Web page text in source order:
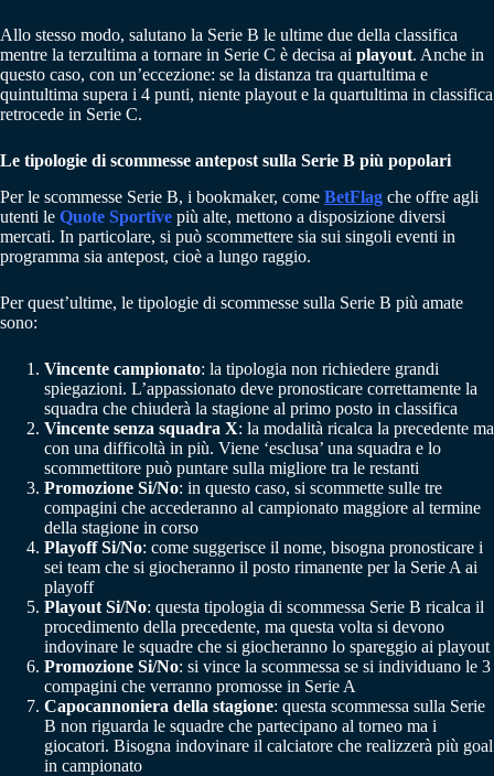
Allo stesso modo, salutano la Serie B le ultime due della classifica
mentre la terzultima a tornare in Serie C è decisa ai playout. Anche in
questo caso, con un’eccezione: se la distanza tra quartultima e
quintultima supera i 4 punti, niente playout e la quartultima in classifica
retrocede in Serie C.
Le tipologie di scommesse antepost sulla Serie B più popolari
Per le scommesse Serie B, i bookmaker, come BetFlag che offre agli
utenti le Quote Sportive più alte, mettono a disposizione diversi
mercati. In particolare, si può scommettere sia sui singoli eventi in
programma sia antepost, cioè a lungo raggio.
Per quest’ultime, le tipologie di scommesse sulla Serie B più amate
sono:
Vincente campionato: la tipologia non richiedere grandi
spiegazioni. L’appassionato deve pronosticare correttamente la
squadra che chiuderà la stagione al primo posto in classifica
Vincente senza squadra X: la modalità ricalca la precedente ma
con una difficoltà in più. Viene ‘esclusa’ una squadra e lo
scommettitore può puntare sulla migliore tra le restanti
Promozione Si/No: in questo caso, si scommette sulle tre
compagini che accederanno al campionato maggiore al termine
della stagione in corso
Playoff Si/No: come suggerisce il nome, bisogna pronosticare i
sei team che si giocheranno il posto rimanente per la Serie A ai
playoff
Playout Si/No: questa tipologia di scommessa Serie B ricalca il
procedimento della precedente, ma questa volta si devono
indovinare le squadre che si giocheranno lo spareggio ai playout
Promozione Si/No: si vince la scommessa se si individuano le 3
compagini che verranno promosse in Serie A
Capocannoniera della stagione: questa scommessa sulla Serie
B non riguarda le squadre che partecipano al torneo ma i
giocatori. Bisogna indovinare il calciatore che realizzerà più goal
in campionato